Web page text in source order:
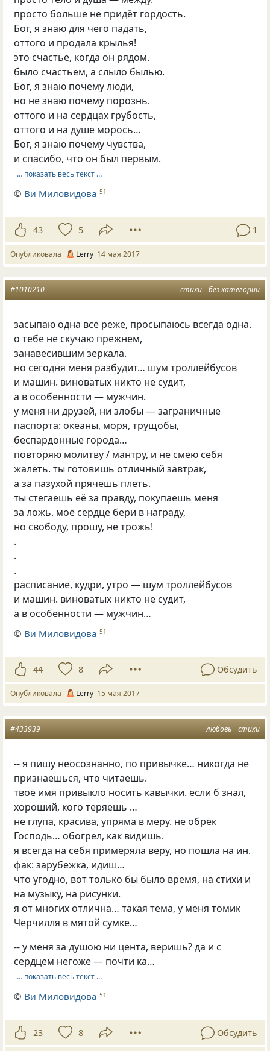
просто больше не придёт гордость.
Бог, я знаю для чего падать,
оттого и продала крылья!
это счастье, когда он рядом.
было счастьем, а слыло былью.
Бог, я знаю почему люди,
но не знаю почему порознь.
оттого и на сердцах грубость,
оттого и на душе морось…
Бог, я знаю почему чувства,
и спасибо, что он был первым.
… показать весь текст …
© Ви Миловидова 51
43 5 1
Опубликовала Lerry 14 мая 2017
стихи без категории
#1010210
засыпаю одна всё реже, просыпаюсь всегда одна.
о тебе не скучаю прежнем,
занавесившим зеркала.
но сегодня меня разбудит… шум троллейбусов
и машин. виноватых никто не судит,
а в особенности — мужчин.
у меня ни друзей, ни злобы — заграничные
паспорта: океаны, моря, трущобы,
беспардонные города…
повторяю молитву / мантру, и не смею себя
жалеть. ты готовишь отличный завтрак,
а за пазухой прячешь плеть.
ты стегаешь её за правду, покупаешь меня
за ложь. моё сердце бери в награду,
но свободу, прошу, не трожь!
.
.
.
расписание, кудри, утро — шум троллейбусов
и машин. виноватых никто не судит,
а в особенности — мужчин…
© Ви Миловидова 51
44 8 Обсудить
Опубликовала Lerry 15 мая 2017
любовь стихи
#433939
-- я пишу неосознанно, по привычке… никогда не
признаешься, что читаешь.
твоё имя привыкло носить кавычки. если б знал,
хороший, кого теряешь …
не глупа, красива, упряма в меру. не обрёк
Господь… обогрел, как видишь.
я всегда на себя примеряла веру, но пошла на ин.
фак: зарубежка, идиш…
что угодно, вот только бы было время, на стихи и
на музыку, на рисунки.
я от многих отлична… такая тема, у меня томик
Черчилля в мятой сумке…
-- у меня за душою ни цента, веришь? да и с
сердцем негоже — почти ка…
… показать весь текст …
© Ви Миловидова 51
23 8 Обсудить